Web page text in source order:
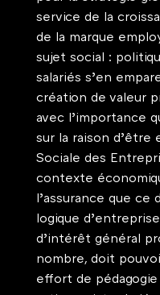
service de la
de la marque
sujet social :
salariés s’en
création de valeur
avec l’importance
sur la raison d’être
Sociale des
contexte
l’assurance que ce
logique
d’intérêt général
nombre, doit
effort de